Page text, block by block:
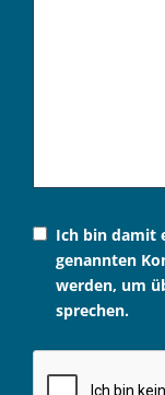
Ich bin damit
genannten
werden, um
sprechen.